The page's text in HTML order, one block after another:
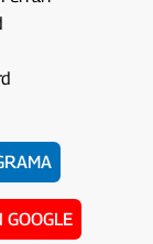
GOOGLE